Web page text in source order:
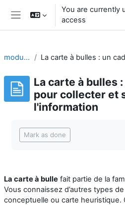
Skip to main content
Side panel
You are currently
access
module-12
La carte à bulles
pour collecter et
l'information
Mark as done
La carte à bulle fait partie de la
Vous connaissez d’autres types
conceptuelle ou carte heuristique.